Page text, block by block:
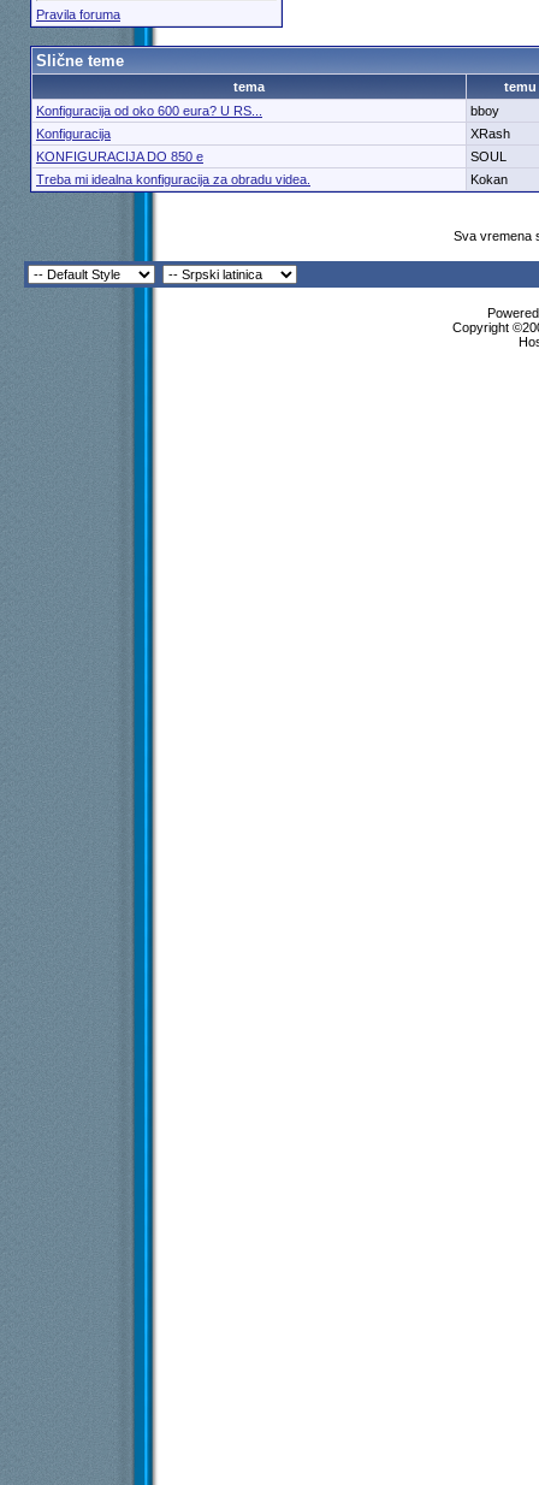
Pravila foruma
Slične teme
tema
temu
Konfiguracija od oko 600 eura? U RS...
bboy
Konfiguracija
XRash
KONFIGURACIJA DO 850 e
SOUL
Treba mi idealna konfiguracija za obradu videa.
Kokan
Sva vremena
Copyright